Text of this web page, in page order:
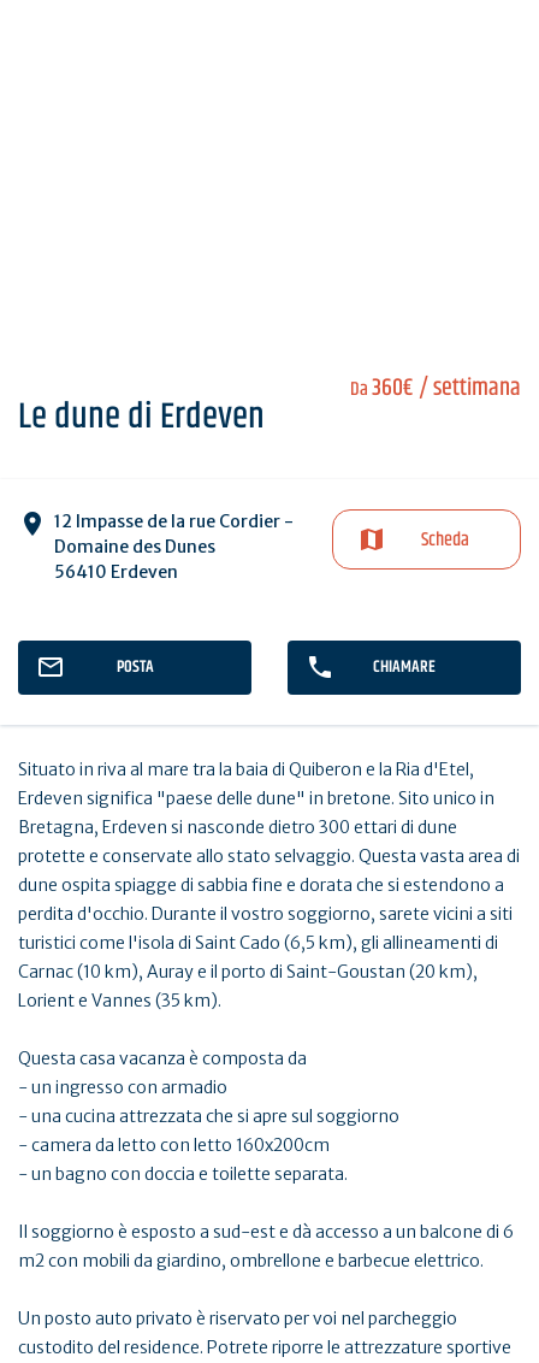
Da360€/ settimana
Le dune di Erdeven
12 Impasse de la rue Cordier -
Domaine des Dunes
56410 Erdeven
Scheda
POSTA CHIAMARE
Situato in riva al mare tra la baia di Quiberon e la Ria d'Etel,
Erdeven significa "paese delle dune" in bretone. Sito unico in
Bretagna, Erdeven si nasconde dietro 300 ettari di dune
protette e conservate allo stato selvaggio. Questa vasta area di
dune ospita spiagge di sabbia fine e dorata che si estendono a
perdita d'occhio. Durante il vostro soggiorno, sarete vicini a siti
turistici come l'isola di Saint Cado (6,5 km), gli allineamenti di
Carnac (10 km), Auray e il porto di Saint-Goustan (20 km),
Lorient e Vannes (35 km).
Questa casa vacanza è composta da
- un ingresso con armadio
- una cucina attrezzata che si apre sul soggiorno
- camera da letto con letto 160x200cm
- un bagno con doccia e toilette separata.
Il soggiorno è esposto a sud-est e dà accesso a un balcone di 6
m2 con mobili da giardino, ombrellone e barbecue elettrico.
Un posto auto privato è riservato per voi nel parcheggio
custodito del residence. Potrete riporre le attrezzature sportive